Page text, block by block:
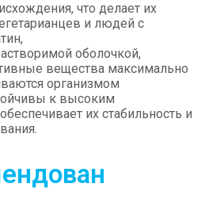
что делает их
и людей с
оболочкой,
вещества максимально
организмом
к высоким
их стабильность и